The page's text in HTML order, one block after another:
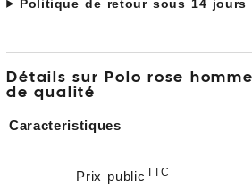
Politique de retour sous 14 jours
Détails sur Polo rose
de qualité
Caracteristiques
Prix public TTC